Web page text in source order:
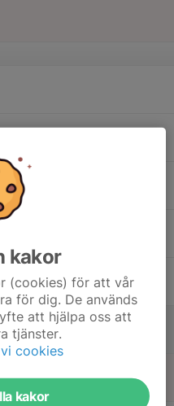
kakor
(cookies) för att vår
för dig. De används
att hjälpa oss att
tjänster.
cookies
kakor